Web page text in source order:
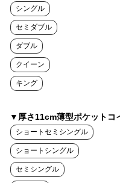
シングル
セミダブル
ダブル
クイーン
キング
▼厚さ11cm薄型ポケットコ
ショートセミシングル
ショートシングル
セミシングル